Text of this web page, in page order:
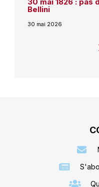
Bellini
30 mai 2026